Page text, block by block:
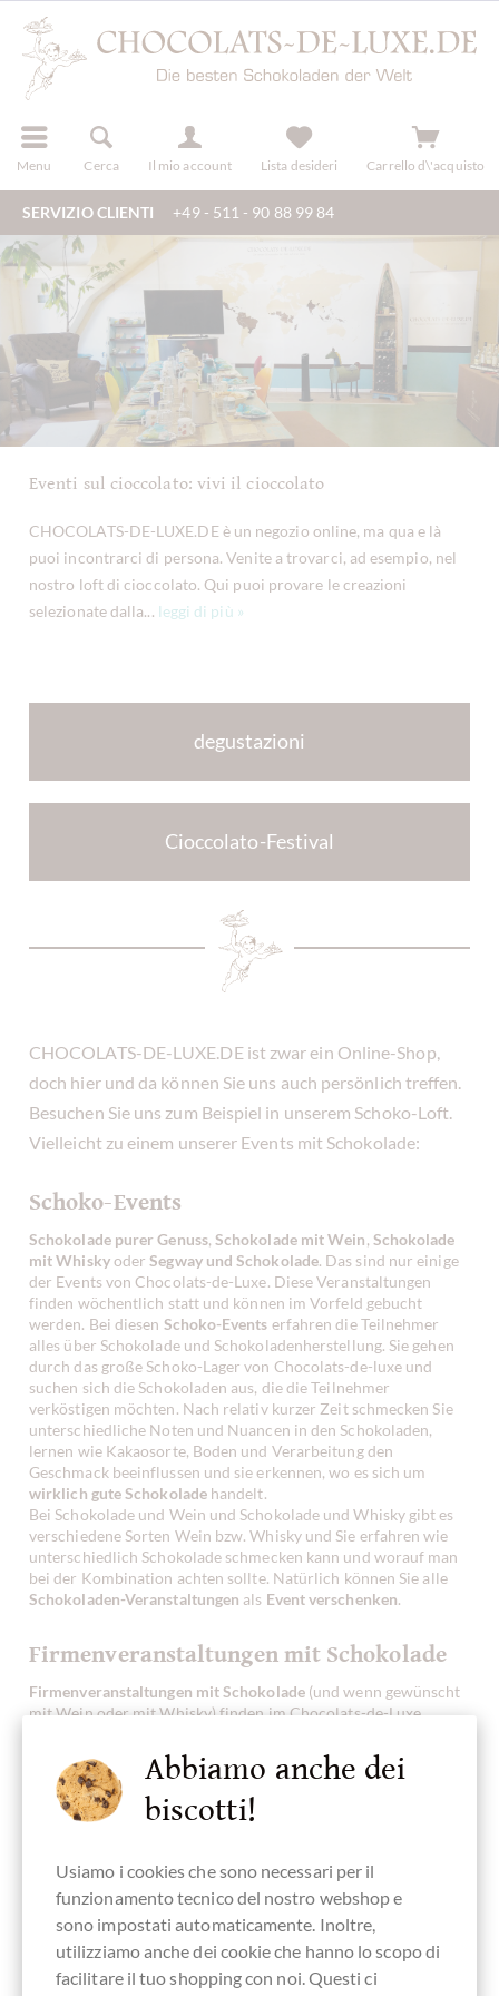
Menu Cerca Il mio account
registra Lista desideri Carrello d\'acquisto
SERVIZIO CLIENTI +49 - 511 - 90 88 99 84
Eventi sul cioccolato: vivi il cioccolato
CHOCOLATS-DE-LUXE.DE è un negozio online, ma qua e là
puoi incontrarci di persona. Venite a trovarci, ad esempio, nel
nostro loft di cioccolato. Qui puoi provare le creazioni
selezionate dalla... leggi di più »
degustazioni
Cioccolato-Festival
CHOCOLATS-DE-LUXE.DE ist zwar ein Online-Shop,
doch hier und da können Sie uns auch persönlich treffen.
Besuchen Sie uns zum Beispiel in unserem Schoko-Loft.
Vielleicht zu einem unserer Events mit Schokolade:
Schoko-Events
Schokolade purer Genuss,Schokolade mit Wein, Schokolade
mit WhiskyoderSegway und Schokolade. Das sind nur einige
der Events von Chocolats-de-Luxe. Diese Veranstaltungen
finden wöchentlich statt und können im Vorfeld gebucht
werden. Bei diesen Schoko-Events erfahren die Teilnehmer
alles über Schokolade und Schokoladenherstellung. Sie gehen
durch das große Schoko-Lager von Chocolats-de-luxe und
suchen sich die Schokoladen aus, die die Teilnehmer
verköstigen möchten. Nach relativ kurzer Zeit schmecken Sie
unterschiedliche Noten und Nuancen in den Schokoladen,
lernen wie Kakaosorte, Boden und Verarbeitung den
Geschmack beeinflussen und sie erkennen, wo es sich um
wirklich gute Schokoladehandelt.
Bei Schokolade und Wein und Schokolade und Whisky gibt es
verschiedene Sorten Wein bzw. Whisky und Sie erfahren wie
unterschiedlich Schokolade schmecken kann und worauf man
bei der Kombination achten sollte. Natürlich können Sie alle
Schokoladen-Veranstaltungen als Event verschenken.
Firmenveranstaltungen mit Schokolade
Firmenveranstaltungen mit Schokolade(und wenn gewünscht
mit Wein oder mit Whisky) finden im Chocolats-de-Luxe
einzigartige private Veranstaltungen. Sie sind daher perfekt für
informelle Networking,
Alternativ können wir es als Event in der Firma anbieten.
Bei diesen eintägigen Veranstaltungen lernen Sie alles
über Schokolade: wie und wo wächst Kakao, unter
welchen Bedingungen erntet man Kakao, wie wird Kakao
verarbeitet, welche Kakaosorten gibt es, die Geschichte
Abbiamo anche dei
biscotti!
Usiamo i cookies che sono necessari per il
funzionamento tecnico del nostro webshop e
sono impostati automaticamente. Inoltre,
utilizziamo anche dei cookie che hanno lo scopo di
facilitare il tuo shopping con noi. Questi ci